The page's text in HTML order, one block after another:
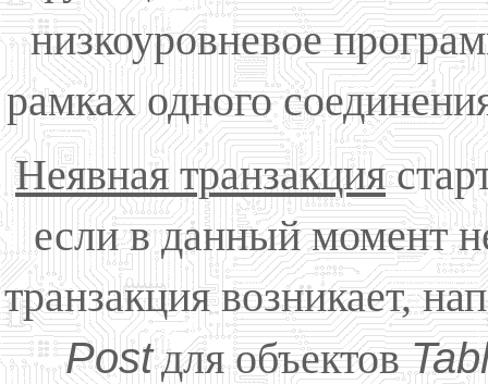
низкоуровневое
рамках одного
Неявная транзакция
если в данный момент
транзакция возникает,
Postдля объектов